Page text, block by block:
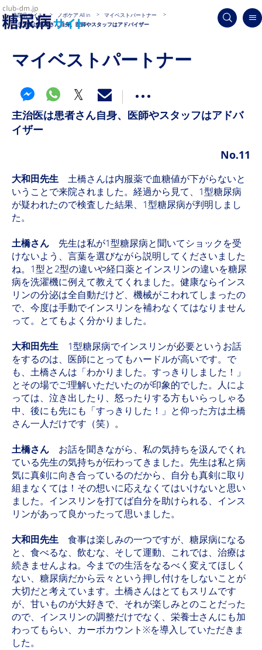
糖尿病サイト ノボケア All in
マイベストパートナー
主治医は患者さん自身、医師やスタッフはアドバイザー
マイベストパートナー
主治医は患者さん自身、医師やスタッフはアドバ
イザー
No.11
大和田先生 土橋さんは内服薬で血糖値が下がらないと
いうことで来院されました。経過から見て、1型糖尿病
が疑われたので検査した結果、1型糖尿病が判明しまし
た。
土橋さん 先生は私が1型糖尿病と聞いてショックを受
けないよう、言葉を選びながら説明してくださいました
ね。1型と2型の違いや経口薬とインスリンの違いを糖尿
病を洗濯機に例えて教えてくれました。健康ならインス
リンの分泌は全自動だけど、機械がこわれてしまったの
で、今度は手動でインスリンを補わなくてはなりません
って。とてもよく分かりました。
大和田先生 1型糖尿病でインスリンが必要というお話
をするのは、医師にとってもハードルが高いです。で
も、土橋さんは「わかりました。すっきりしました！」
とその場でご理解いただいたのが印象的でした。人によ
っては、泣き出したり、怒ったりする方もいらっしゃる
中、後にも先にも「すっきりした！」と仰った方は土橋
さん一人だけです（笑）。
土橋さん お話を聞きながら、私の気持ちを汲んでくれ
ている先生の気持ちが伝わってきました。先生は私と病
気に真剣に向き合っているのだから、自分も真剣に取り
組まなくては！その想いに応えなくてはいけないと思い
ました。インスリンを打てば自分を助けられる、インス
リンがあって良かったって思いました。
大和田先生 食事は楽しみの一つですが、糖尿病になる
と、食べるな、飲むな、そして運動、これでは、治療は
続きませんよね。今までの生活をなるべく変えてほしく
ない、糖尿病だから云々という押し付けをしないことが
大切だと考えています。土橋さんはとてもスリムです
が、甘いものが大好きで、それが楽しみとのことだった
ので、インスリンの調整だけでなく、栄養士さんにも加
わってもらい、カーボカウント※を導入していただきま
した。